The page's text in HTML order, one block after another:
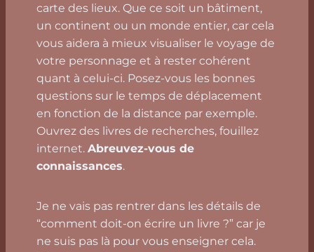
carte des lieux. Que ce soit un bâtiment,
un continent ou un monde entier, car cela
vous aidera à mieux visualiser le voyage de
votre personnage et à rester cohérent
quant à celui-ci. Posez-vous les bonnes
questions sur le temps de déplacement
en fonction de la distance par exemple.
Ouvrez des livres de recherches, fouillez
internet. Abreuvez-vous de
connaissances.
Je ne vais pas rentrer dans les détails de
“comment doit-on écrire un livre ?” car je
ne suis pas là pour vous enseigner cela.